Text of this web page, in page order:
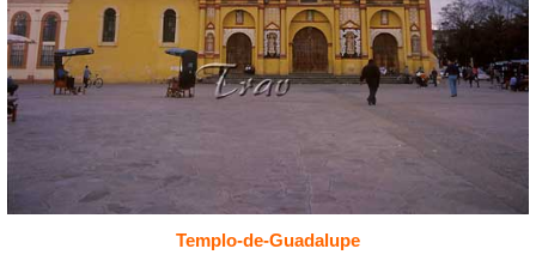
Templo-de-Guadalupe